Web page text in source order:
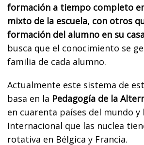
formación a tiempo completo
mixto de la escuela, con otros
formación del alumno en su
busca que el conocimiento se
familia de cada alumno.
Actualmente este sistema de
basa en la Pedagogía de la
en cuarenta países del mundo y
Internacional que las nuclea
rotativa en Bélgica y Francia.